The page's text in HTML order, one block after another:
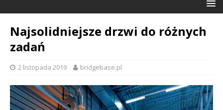
Najsolidniejsze drzwi do różnych
zadań
2 listopada 2019 bridgebase.pl